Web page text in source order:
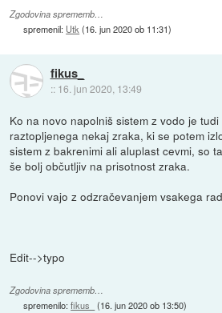
Zgodovina sprememb…
spremenil: Utk(16. jun 2020 ob 11:31)
fikus_
:: 16. jun 2020, 13:49
Ko na novo napolniš sistem z vodo je
raztopljenega nekaj zraka, ki se potem
sistem z bakrenimi ali aluplast cevmi, so
še bolj občutljiv na prisotnost zraka.
Ponovi vajo z odzračevanjem vsakega
Edit-->typo
Zgodovina sprememb…
spremenilo:fikus_ (16. jun 2020 ob 13:50)